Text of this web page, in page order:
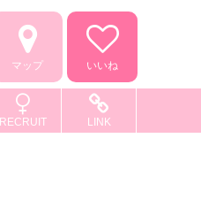
マップ いいね
RECRUIT LINK